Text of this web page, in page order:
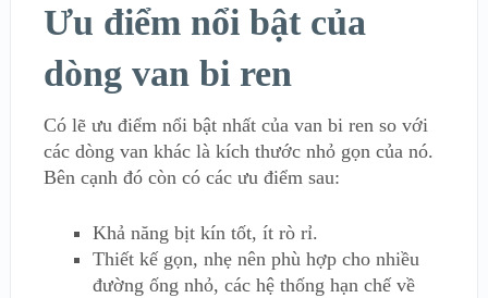
Ưu điểm nổi bật của
dòng van bi ren
Có lẽ ưu điểm nổi bật nhất của van bi ren so với
các dòng van khác là kích thước nhỏ gọn của nó.
Bên cạnh đó còn có các ưu điểm sau:
Khả năng bịt kín tốt, ít rò rỉ.
Thiết kế gọn, nhẹ nên phù hợp cho nhiều
đường ống nhỏ, các hệ thống hạn chế về